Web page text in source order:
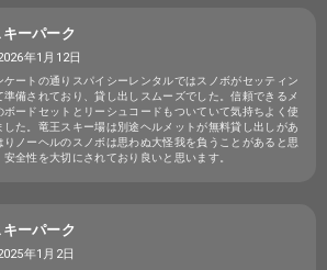
ーパーク
年1月12日
ケートの通りスパイシーレンタルではスノボがセッティン
準備されており、貸し出しスムーズでした。信頼できるメ
ボードセットとリーシュコードもついていて気持ちよく使
した。竜王スキー場は別途ヘルメットが無料貸し出しがあ
りノーヘルのスノボは思わぬ大怪我を負うことがあると思
安全性を大切にされており良いと思います。
ーパーク
年1月2日